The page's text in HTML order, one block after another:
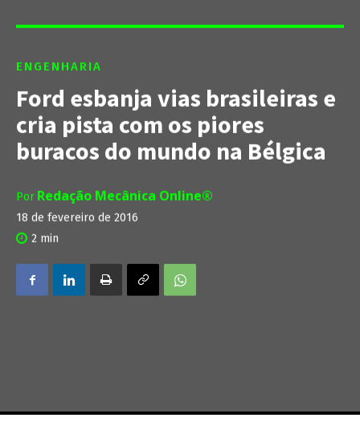
ENGENHARIA
Ford esbanja vias brasileiras e
cria pista com os piores
buracos do mundo na Bélgica
Por Redação Mecânica Online®
18 de fevereiro de 2016
2 min